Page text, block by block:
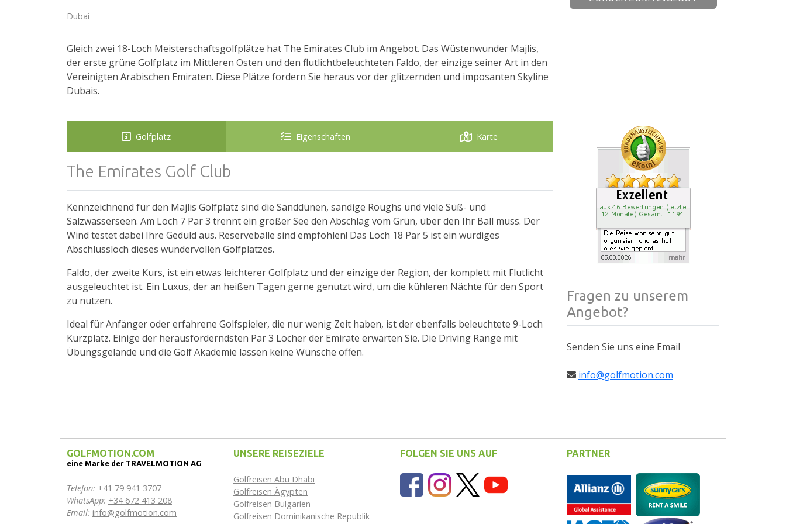
Dubai
Gleich zwei 18-Loch Meisterschaftsgolfplätze hat The Emirates Club im Angebot. Das Wüstenwunder Majlis,
der erste grüne Golfplatz im Mittleren Osten und den flutlichtbeleuchteten Faldo, der einzige seiner Art in den
Vereinigten Arabischen Emiraten. Diese Plätze fordern Sie heraus vor der glitzernden und imposanten Skyline
Dubais.
Golfplatz Eigenschaften Karte
The Emirates Golf Club
Kennzeichnend für den Majlis Golfplatz sind die Sanddünen, sandige Roughs und viele Süß- und
Salzwasserseen. Am Loch 7 Par 3 trennt ein großer See den Abschlag vom Grün, über den Ihr Ball muss. Der
Wind testet dabei Ihre Geduld aus. Reservebälle sind empfohlen! Das Loch 18 Par 5 ist ein würdiges
Abschlussloch dieses wundervollen Golfplatzes.
Faldo, der zweite Kurs, ist ein etwas leichterer Golfplatz und der einzige der Region, der komplett mit Flutlicht
ausgeleuchtet ist. Ein Luxus, der an heißen Tagen gerne genutzt wird, um die kühleren Nächte für den Sport
zu nutzen.
Ideal für Anfänger oder erfahrene Golfspieler, die nur wenig Zeit haben, ist der ebenfalls beleuchtete 9-Loch
Kurzplatz. Einige der herausforderndsten Par 3 Löcher der Emirate erwarten Sie. Die Driving Range mit
Übungsgelände und die Golf Akademie lassen keine Wünsche offen.
Fragen zu unserem
Angebot?
Senden Sie uns eine Email
info@golfmotion.com
GOLFMOTION.COM
eine Marke der TRAVELMOTION AG
Telefon: +41 79 941 3707
WhatsApp: +34 672 413 208
Email: info@golfmotion.com
UNSERE REISEZIELE
Golfreisen Abu Dhabi
Golfreisen Ägypten
Golfreisen Bulgarien
Golfreisen Dominikanische Republik
FOLGEN SIE UNS AUF PARTNER